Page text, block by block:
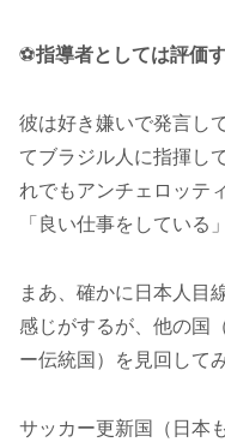
⚽指導者としては評価
彼は好き嫌いで発言し
てブラジル人に指揮し
れでもアンチェロッテ
「良い仕事をしている
まあ、確かに日本人目
感じがするが、他の国
ー伝統国）を見回して
サッカー更新国（日本